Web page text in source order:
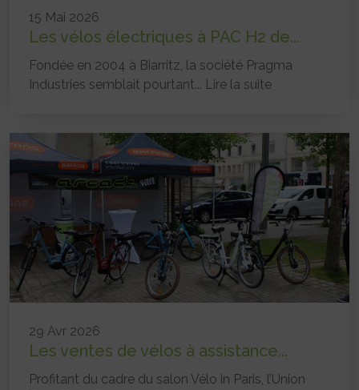
15 Mai 2026
Les vélos électriques à PAC H2 de...
Fondée en 2004 à Biarritz, la société Pragma
Industries semblait pourtant... Lire la suite
29 Avr 2026
Les ventes de vélos à assistance...
Profitant du cadre du salon Vélo in Paris, l’Union